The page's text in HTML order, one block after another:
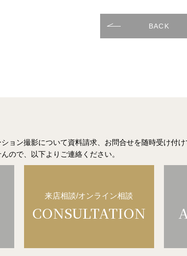
BACK
ョン撮影について資料請求、お問合せを随時受け付け
ので、以下よりご連絡ください。
来店相談/オンライン相談
CONSULTATION